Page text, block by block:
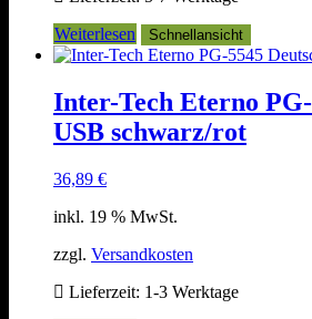
Weiterlesen
Schnellansicht
Inter-Tech Eterno
USB schwarz/rot
36,89 €
inkl. 19 % MwSt.
zzgl. Versandkosten
Lieferzeit: 1-3 Werktage